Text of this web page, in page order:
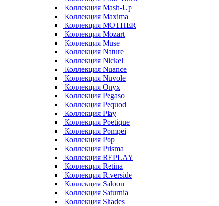
Коллекция Mash-Up
Коллекция Maxima
Коллекция MOTHER
Коллекция Mozart
Коллекция Muse
Коллекция Nature
Коллекция Nickel
Коллекция Nuance
Коллекция Nuvole
Коллекция Onyx
Коллекция Pegaso
Коллекция Pequod
Коллекция Play
Коллекция Poetique
Коллекция Pompei
Коллекция Pop
Коллекция Prisma
Коллекция REPLAY
Коллекция Retina
Коллекция Riverside
Коллекция Saloon
Коллекция Saturnia
Коллекция Shades